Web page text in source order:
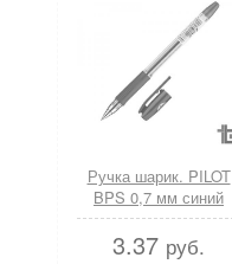
Ручка шарик. PILOT
BPS 0,7 мм синий
резин.грип
3.37 руб.